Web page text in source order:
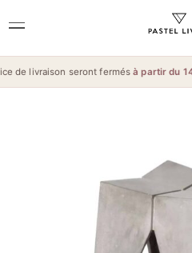
de livraison seront fermésà partir du 14